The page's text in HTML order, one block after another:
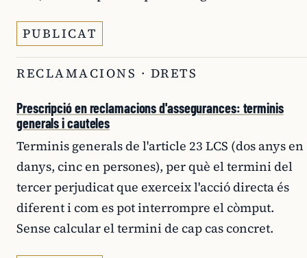
PUBLICAT
RECLAMACIONS · DRETS
Prescripció en reclamacions d'assegurances: terminis
generals i cauteles
Terminis generals de l'article 23 LCS (dos anys en
danys, cinc en persones), per què el termini del
tercer perjudicat que exerceix l'acció directa és
diferent i com es pot interrompre el còmput.
Sense calcular el termini de cap cas concret.